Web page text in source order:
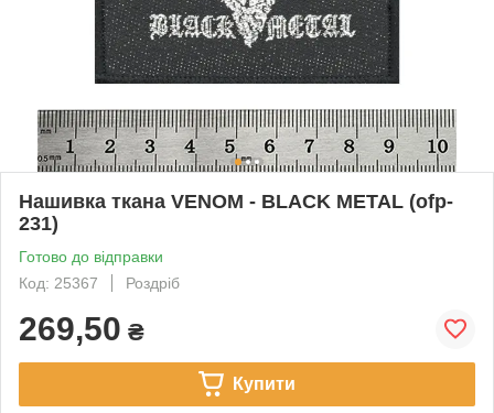
Нашивка ткана VENOM - BLACK METAL (ofp-
231)
Готово до відправки
Код: 25367
Роздріб
269,50 ₴
Купити